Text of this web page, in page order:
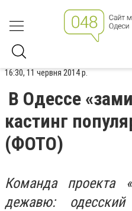
16:30, 11 червня 2014 р.
В Одессе
кастинг
(ФОТО)
Команда проекта
дежавю: